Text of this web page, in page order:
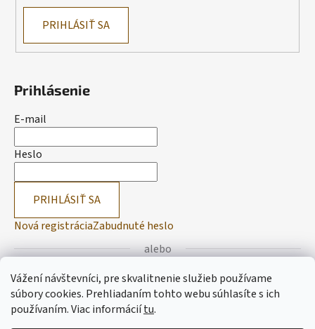
Vážení návštevníci, pre skvalitnenie služieb používame
súbory cookies. Prehliadaním tohto webu súhlasíte s ich
používaním.Viac informáciítu.
PRIHLÁSIŤ SA
Prihlásenie
E-mail
Heslo
PRIHLÁSIŤ SA
Nová registráciaZabudnuté heslo
alebo
Prihlásiť sa cez Facebook
Prihlásiť sa cez Google